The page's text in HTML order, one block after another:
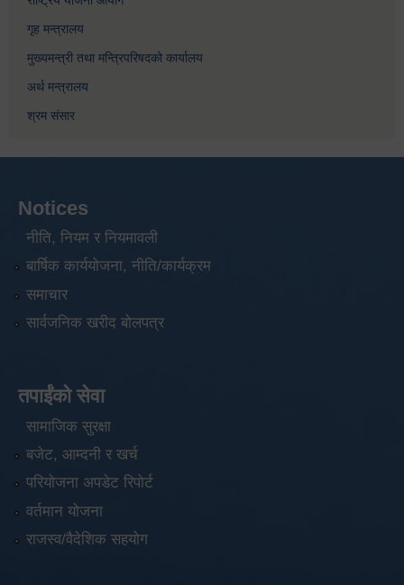
गृह मन्त्रालय
मुख्यमन्त्री तथा मन्त्रिपरिषदको कार्यालय
अर्थ मन्त्रालय
श्रम संसार
Notices
नीति, नियम र नियमावली
बार्षिक कार्ययोजना, नीति/कार्यक्रम
समाचार
सार्वजनिक खरीद बोलपत्र
तपाईंको सेवा
सामाजिक सुरक्षा
बजेट, आम्दनी र खर्च
परियोजना अपडेट रिपोर्ट
वर्तमान योजना
राजस्व/वैदेशिक सहयोग